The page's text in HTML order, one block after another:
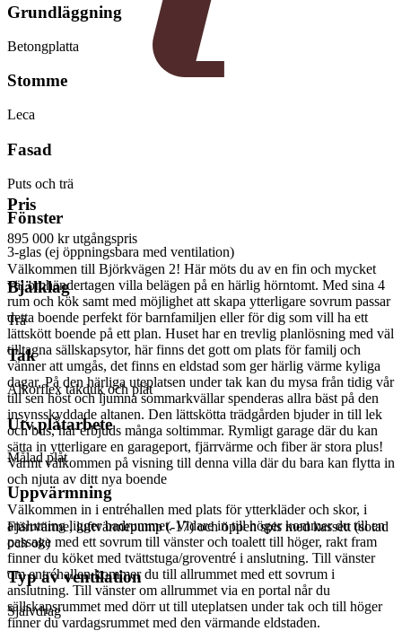
Pris
895 000 kr utgångspris
Välkommen till Björkvägen 2! Här möts du av en fin och mycket
väl omhändertagen villa belägen på en härlig hörntomt. Med sina 4
rum och kök samt med möjlighet att skapa ytterligare sovrum passar
detta boende perfekt för barnfamiljen eller för dig som vill ha ett
lättskött boende på ett plan. Huset har en trevlig planlösning med väl
tilltagna sällskapsytor, här finns det gott om plats för familj och
vänner att umgås, det finns en eldstad som ger härlig värme kyliga
dagar. På den härliga uteplatsen under tak kan du mysa från tidig vår
till sen höst och ljumna sommarkvällar spenderas allra bäst på den
insynsskyddade altanen. Den lättskötta trädgården bjuder in till lek
och bus, här erbjuds många soltimmar. Rymligt garage där du kan
sätta in ytterligare en garageport, fjärrvärme och fiber är stora plus!
Varmt välkommen på visning till denna villa där du bara kan flytta in
och njuta av ditt nya boende
Välkommen in i entréhallen med plats för ytterkläder och skor, i
anslutning ligger badrummet. Vidare in till höger kommer du till en
passage med ett sovrum till vänster och toalett till höger, rakt fram
finner du köket med tvättstuga/groventré i anslutning. Till vänster
om entréhallen kommer du till allrummet med ett sovrum i
anslutning. Till vänster om allrummet via en portal når du
sällskapsrummet med dörr ut till uteplatsen under tak och till höger
finner du vardagsrummet med den värmande eldstaden.
Grundläggning
Betongplatta
Stomme
Leca
Fasad
Puts och trä
Fönster
3-glas (ej öppningsbara med ventilation)
Bjälklag
Trä
Tak
Alkorflex takduk och plåt
Utv.plåtarbete
Målad plåt
Uppvärmning
Fjärrvärme, luftvärmepump (-17) och öppen spis med kassett (sotad
och ok)
Typ av ventilation
Självdrag